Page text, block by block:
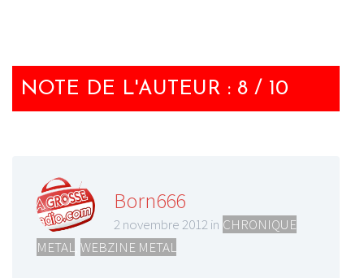
NOTE DE L'AUTEUR : 8 / 10
Born666
2 novembre 2012 in CHRONIQUE
METAL WEBZINE METAL